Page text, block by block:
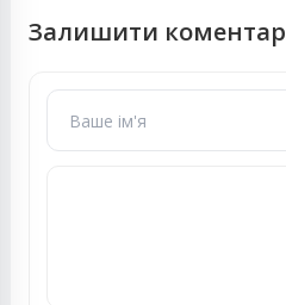
Залишити коментар